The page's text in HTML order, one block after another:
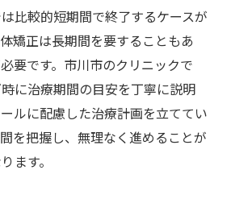
比較的短期間で終了するケースが
矯正は長期間を要することもあ
要です。市川市のクリニックで
に治療期間の目安を丁寧に説明
ルに配慮した治療計画を立ててい
を把握し、無理なく進めることが
ます。